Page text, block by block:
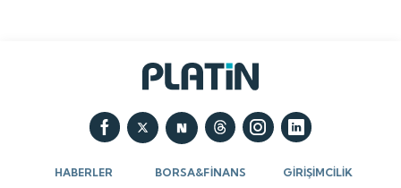
HABERLER BORSA&FİNANS GİRİŞİMCİLİK